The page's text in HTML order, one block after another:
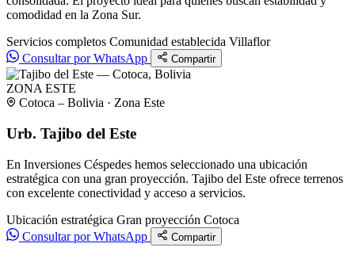
comodidad en la Zona Sur.
Servicios completos Comunidad establecida Villaflor
Consultar por WhatsApp
Compartir
ZONA ESTE
Cotoca – Bolivia · Zona Este
Urb. Tajibo del Este
En Inversiones Céspedes hemos seleccionado una ubicación
estratégica con una gran proyección. Tajibo del Este ofrece terrenos
con excelente conectividad y acceso a servicios.
Ubicación estratégica Gran proyección Cotoca
Consultar por WhatsApp
Compartir